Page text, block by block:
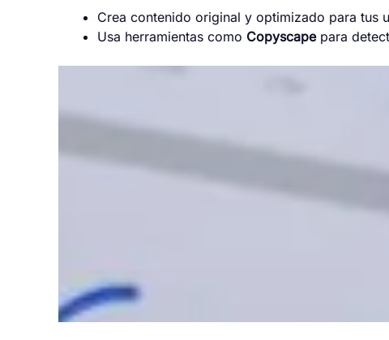
Crea contenido original y optimizado para tus
Usa herramientas como Copyscapepara